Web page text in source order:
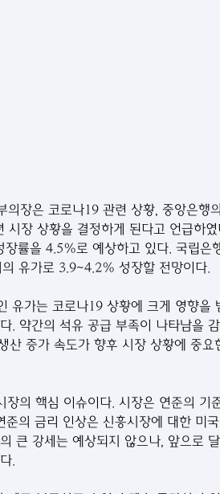
의장은 코로나19 관련 상황, 중앙은행
장 상황을 결정하게 된다고 언급하
장률을 4.5%로 예상하고 있다. 국립은
유가로 3.9~4.2% 성장할 전망이다.
유가는 코로나19 상황에 크게 영향을
. 약간의 석유 공급 부족이 나타남을
산 증가 속도가 향후 시장 상황에 중요
장의 핵심 이슈이다. 시장은 연준의 기
의 금리 인상은 신흥시장에 대한 미
큰 강세는 예상되지 않으나, 앞으로
.